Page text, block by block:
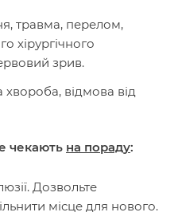
травма, перелом,
хірургічного
зрив.
хвороба, відмова від
чекають на пораду:
Дозвольте
місце для нового.